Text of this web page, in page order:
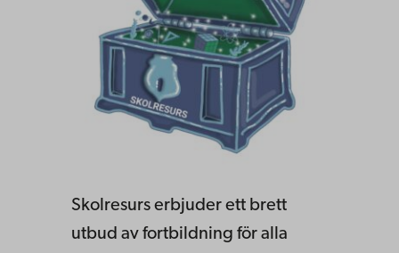
Skolresurs erbjuder ett brett
utbud av fortbildning för alla